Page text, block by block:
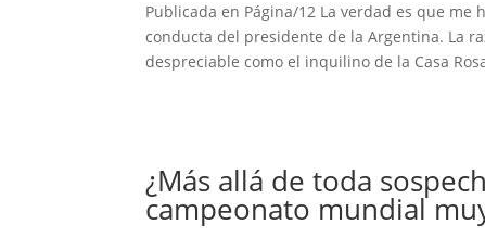
Publicada en Página/12 La verdad es que
conducta del presidente de la Argentina. La
despreciable como el inquilino de la Casa
¿Más allá de toda
campeonato mundial